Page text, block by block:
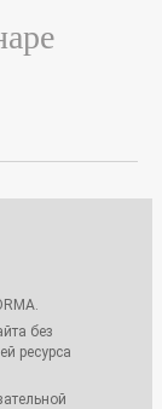
без
ресурса